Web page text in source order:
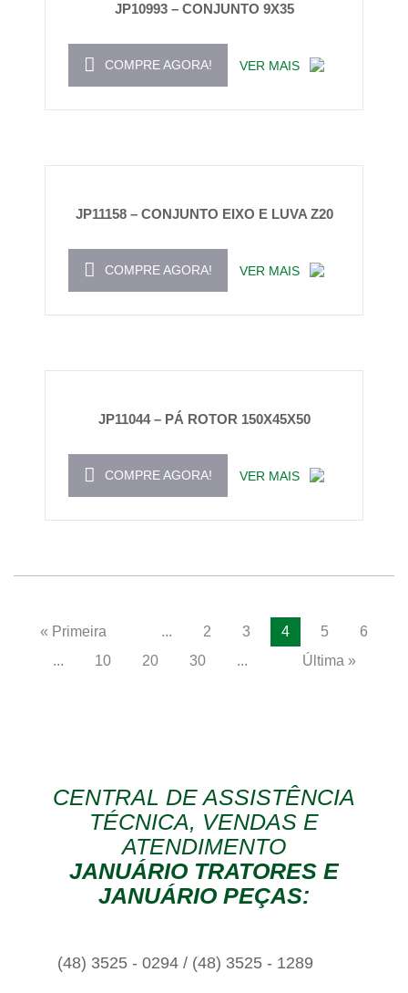
JP10993 – CONJUNTO 9X35
COMPRE AGORA! VER MAIS
JP11158 – CONJUNTO EIXO E LUVA Z20
COMPRE AGORA! VER MAIS
JP11044 – PÁ ROTOR 150X45X50
COMPRE AGORA! VER MAIS
« Primeira ... 2 3 4 5
6
...
10 20 30 ... Última »
CENTRAL DE ASSISTÊNCIA
TÉCNICA, VENDAS E
ATENDIMENTO
JANUÁRIO TRATORES E
JANUÁRIO PEÇAS:
(48) 3525 - 0294 / (48) 3525 - 1289